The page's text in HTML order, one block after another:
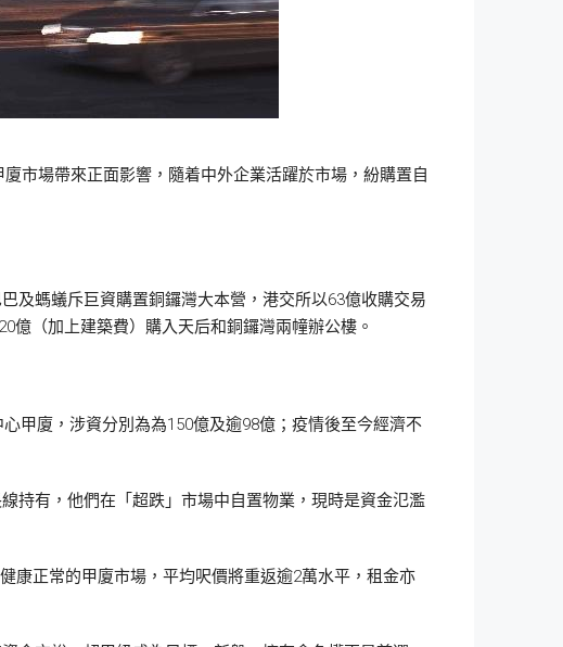
市場帶來正面影響，隨着中外企業活躍於市場，紛購置自
及螞蟻斥巨資購置銅鑼灣大本營，港交所以63億收購交易
億（加上建築費）購入天后和銅鑼灣兩幢辦公樓。
甲廈，涉資分別為為150億及逾98億；疫情後至今經濟不
持有，他們在「超跌」市場中自置物業，現時是資金氾濫
康正常的甲廈市場，平均呎價將重返逾2萬水平，租金亦